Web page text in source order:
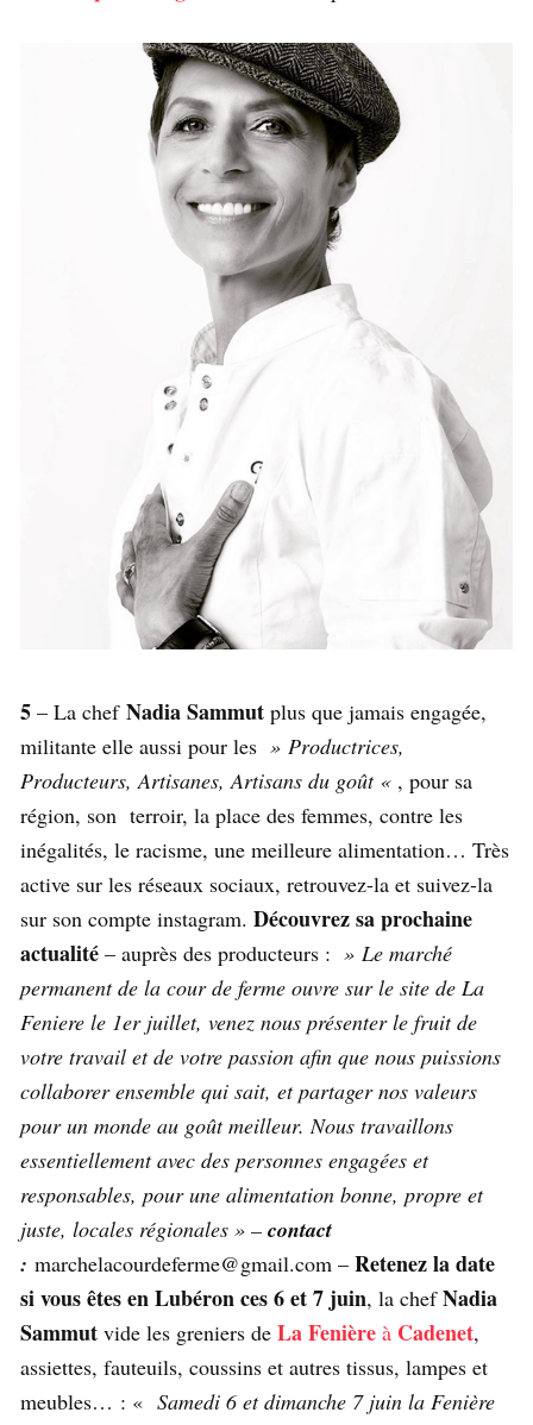
5 – La chef Nadia Sammut plus que jamais engagée,
militante elle aussi pour les » Productrices,
Producteurs, Artisanes, Artisans du goût « , pour sa
région, son terroir, la place des femmes, contre les
inégalités, le racisme, une meilleure alimentation… Très
active sur les réseaux sociaux, retrouvez-la et suivez-la
sur son compte instagram. Découvrez sa prochaine
actualité – auprès des producteurs : » Le marché
permanent de la cour de ferme ouvre sur le site de La
Feniere le 1er juillet, venez nous présenter le fruit de
votre travail et de votre passion afin que nous puissions
collaborer ensemble qui sait, et partager nos valeurs
pour un monde au goût meilleur. Nous travaillons
essentiellement avec des personnes engagées et
responsables, pour une alimentation bonne, propre et
juste, locales régionales » – contact
: marchelacourdeferme@gmail.com – Retenez la date
si vous êtes en Lubéron ces 6 et 7 juin, la chefNadia
Sammut vide les greniers de La Fenière à Cadenet,
assiettes, fauteuils, coussins et autres tissus, lampes et
meubles… : « Samedi 6 et dimanche 7 juin la Fenière